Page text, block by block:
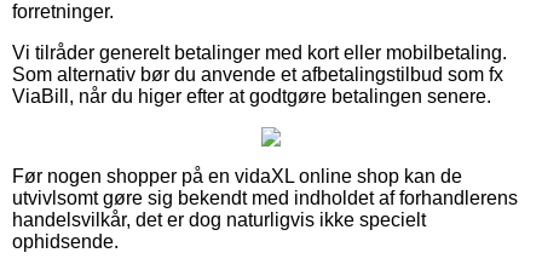
forretninger.
Vi tilråder generelt betalinger med kort eller mobilbetaling.
Som alternativ bør du anvende et afbetalingstilbud som fx
ViaBill, når du higer efter at godtgøre betalingen senere.
Før nogen shopper på en vidaXL online shop kan de
utvivlsomt gøre sig bekendt med indholdet af forhandlerens
handelsvilkår, det er dog naturligvis ikke specielt
ophidsende.